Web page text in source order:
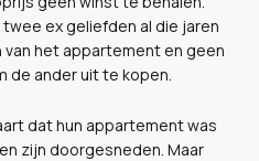
ex geliefden al die jaren
het appartement en geen
de ander uit te kopen.
dat hun appartement was
zijn doorgesneden. Maar